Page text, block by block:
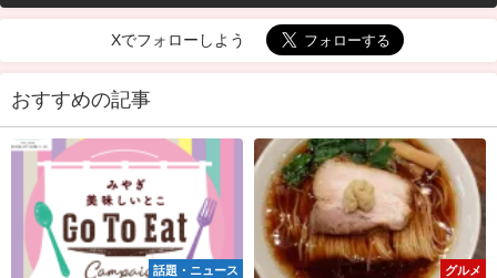
Xでフォローしよう
おすすめの記事
話題・ニュース グルメ